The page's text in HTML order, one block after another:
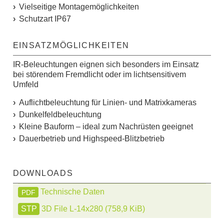
Vielseitige Montagemöglichkeiten
Schutzart IP67
EINSATZMÖGLICHKEITEN
IR-Beleuchtungen eignen sich besonders im Einsatz
bei störendem Fremdlicht oder im lichtsensitivem
Umfeld
Auflichtbeleuchtung für Linien- und Matrixkameras
Dunkelfeldbeleuchtung
Kleine Bauform – ideal zum Nachrüsten geeignet
Dauerbetrieb und Highspeed-Blitzbetrieb
DOWNLOADS
PDF
Technische Daten
3D File L-14x280 (758,9 KiB)